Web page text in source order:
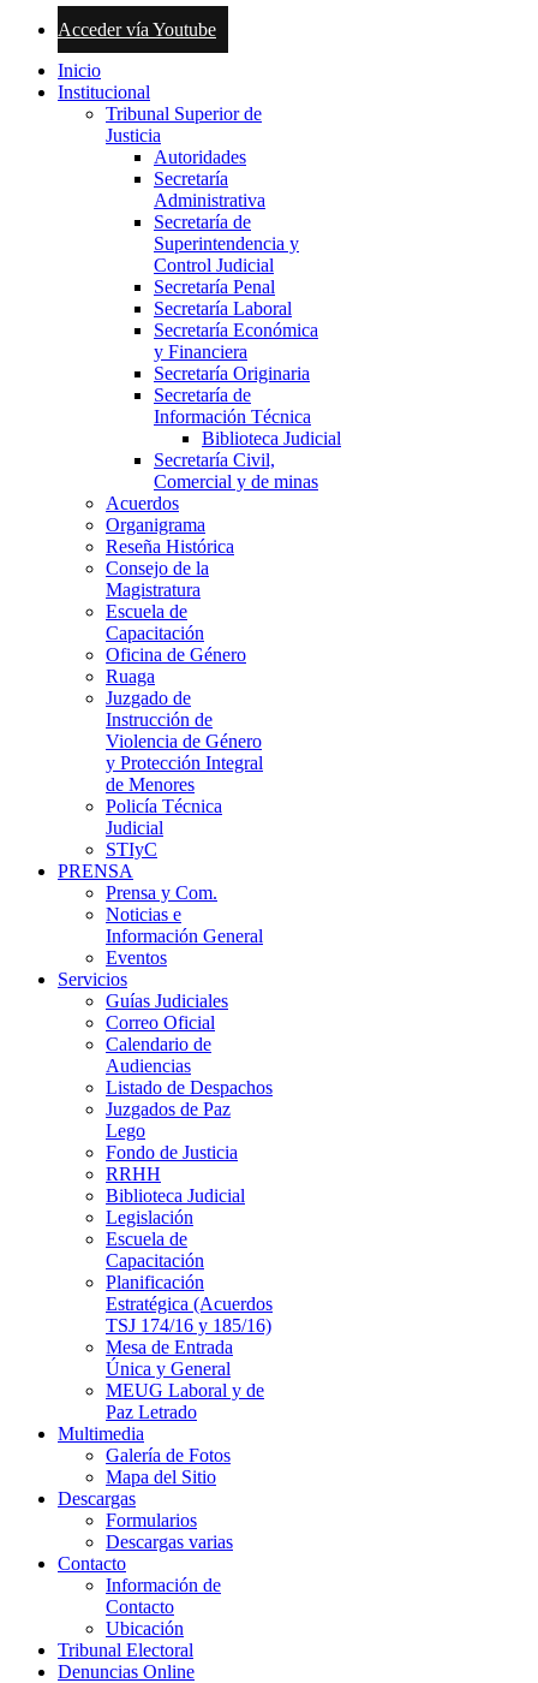
Acceder vía Youtube
Inicio
Institucional
Tribunal Superior de
Justicia
Autoridades
Secretaría
Administrativa
Secretaría de
Superintendencia y
Control Judicial
Secretaría Penal
Secretaría Laboral
Secretaría Económica
y Financiera
Secretaría Originaria
Secretaría de
Información Técnica
Biblioteca Judicial
Secretaría Civil,
Comercial y de minas
Acuerdos
Organigrama
Reseña Histórica
Consejo de la
Magistratura
Escuela de
Capacitación
Oficina de Género
Ruaga
Juzgado de
Instrucción de
Violencia de Género
y Protección Integral
de Menores
Policía Técnica
Judicial
STIyC
PRENSA
Prensa y Com.
Noticias e
Información General
Eventos
Servicios
Guías Judiciales
Correo Oficial
Calendario de
Audiencias
Listado de Despachos
Juzgados de Paz
Lego
Fondo de Justicia
RRHH
Biblioteca Judicial
Legislación
Escuela de
Capacitación
Planificación
Estratégica (Acuerdos
TSJ 174/16 y 185/16)
Mesa de Entrada
Única y General
MEUG Laboral y de
Paz Letrado
Multimedia
Galería de Fotos
Mapa del Sitio
Descargas
Formularios
Descargas varias
Contacto
Información de
Contacto
Ubicación
Tribunal Electoral
Denuncias Online